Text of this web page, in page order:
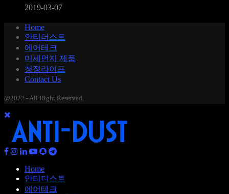
2019-03-07
Home
안티더스트
에어테크
미세먼지 제품
청정라이프
Contact Us
@2022 - All Right Reserved.
Home
안티더스트
에어테크